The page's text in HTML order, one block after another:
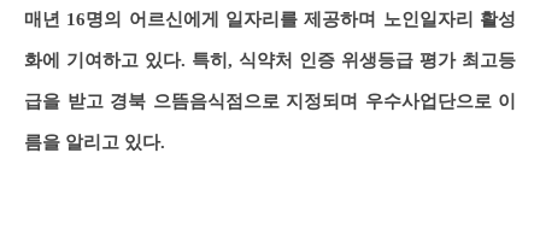
매년 16명의 어르신에게 일자리를 제공하며 노인일자리 활성
화에 기여하고 있다. 특히, 식약처 인증 위생등급 평가 최고등
급을 받고 경북 으뜸음식점으로 지정되며 우수사업단으로 이
름을 알리고 있다.